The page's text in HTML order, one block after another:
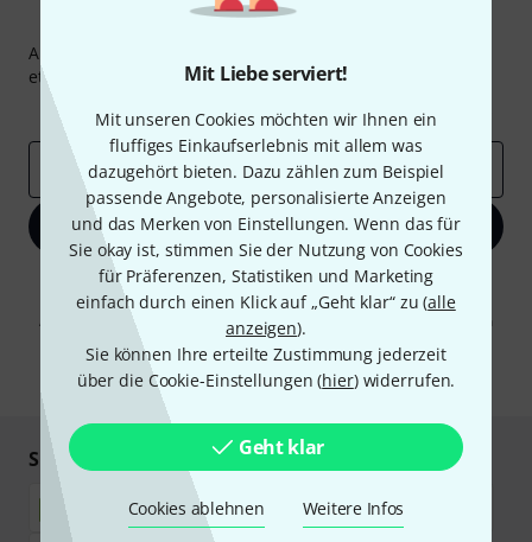
Mit Liebe serviert!
Mit unseren Cookies möchten wir Ihnen ein
fluffiges Einkaufserlebnis mit allem was
dazugehört bieten. Dazu zählen zum Beispiel
passende Angebote, personalisierte Anzeigen
und das Merken von Einstellungen. Wenn das für
Sie okay ist, stimmen Sie der Nutzung von Cookies
für Präferenzen, Statistiken und Marketing
einfach durch einen Klick auf „Geht klar“ zu (alle
anzeigen).
Sie können Ihre erteilte Zustimmung jederzeit
über die Cookie-Einstellungen (hier) widerrufen.
Geht klar
Cookies ablehnen Weitere Infos
Thomann Newsletter
Abonniere den Thomann Newsletter und gewinne mit
etwas Glück einen von50 Gutscheinenüber jeweils
Inspirierende Beiträge
Deals Thomann Insights
E-Mail-Adresse*
Jetzt anmelden
Mit Klick auf „Jetzt anmelden“ stimmen Sie dem Erhalt von E-Mail-
Werbung und einer Messung des E-Mail-Nutzungsverhaltens zu. Die
Abmeldung ist jederzeit möglich. Weitere Informationen finden Sie in
Datenschutzhinweisen
* Pflichtfeld
Sicher einkaufen & bezahlen